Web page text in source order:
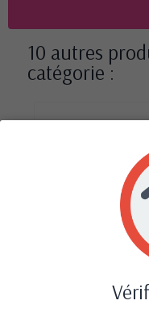
10 autres
catégorie :